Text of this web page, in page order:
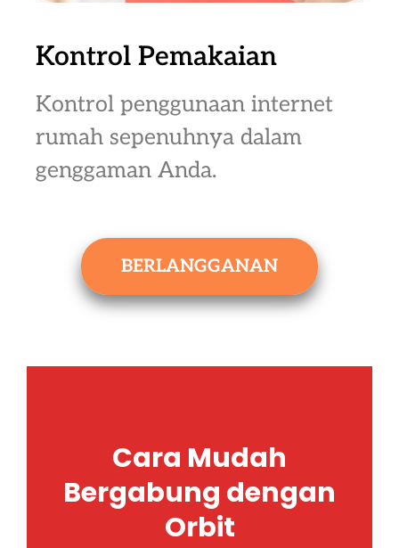
Kontrol Pemakaian
Kontrol penggunaan internet
rumah sepenuhnya dalam
genggaman Anda.
BERLANGGANAN
Cara Mudah
Bergabung dengan
Orbit